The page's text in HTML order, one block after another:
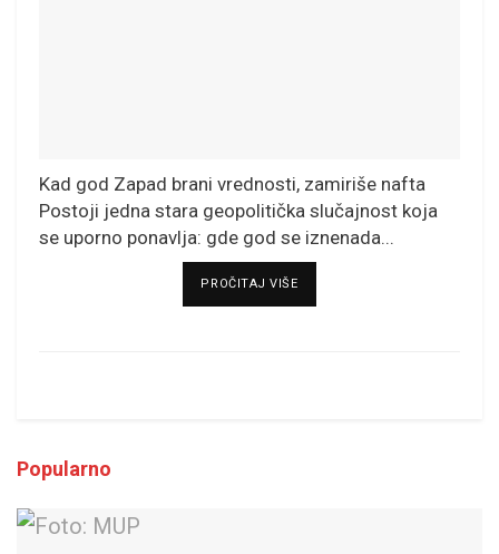
Kad god Zapad brani vrednosti, zamiriše nafta
Postoji jedna stara geopolitička slučajnost koja
se uporno ponavlja: gde god se iznenada...
PROČITAJ VIŠEDETAILS
Popularno